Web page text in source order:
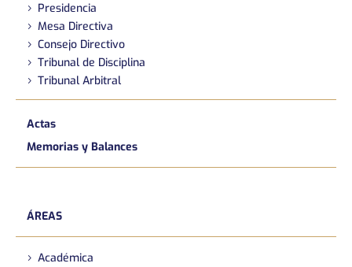
Presidencia
Mesa Directiva
Consejo Directivo
Tribunal de Disciplina
Tribunal Arbitral
Actas
Memorias y Balances
ÁREAS
Académica